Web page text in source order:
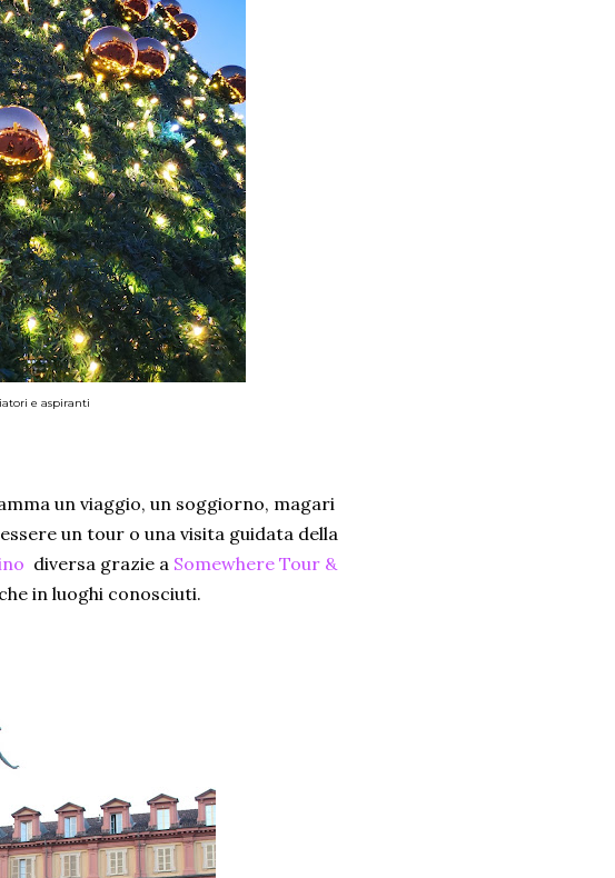
e aspiranti
un viaggio, un soggiorno, magari
un tour o una visita guidata della
diversa grazie a Somewhere Tour &
in luoghi conosciuti.